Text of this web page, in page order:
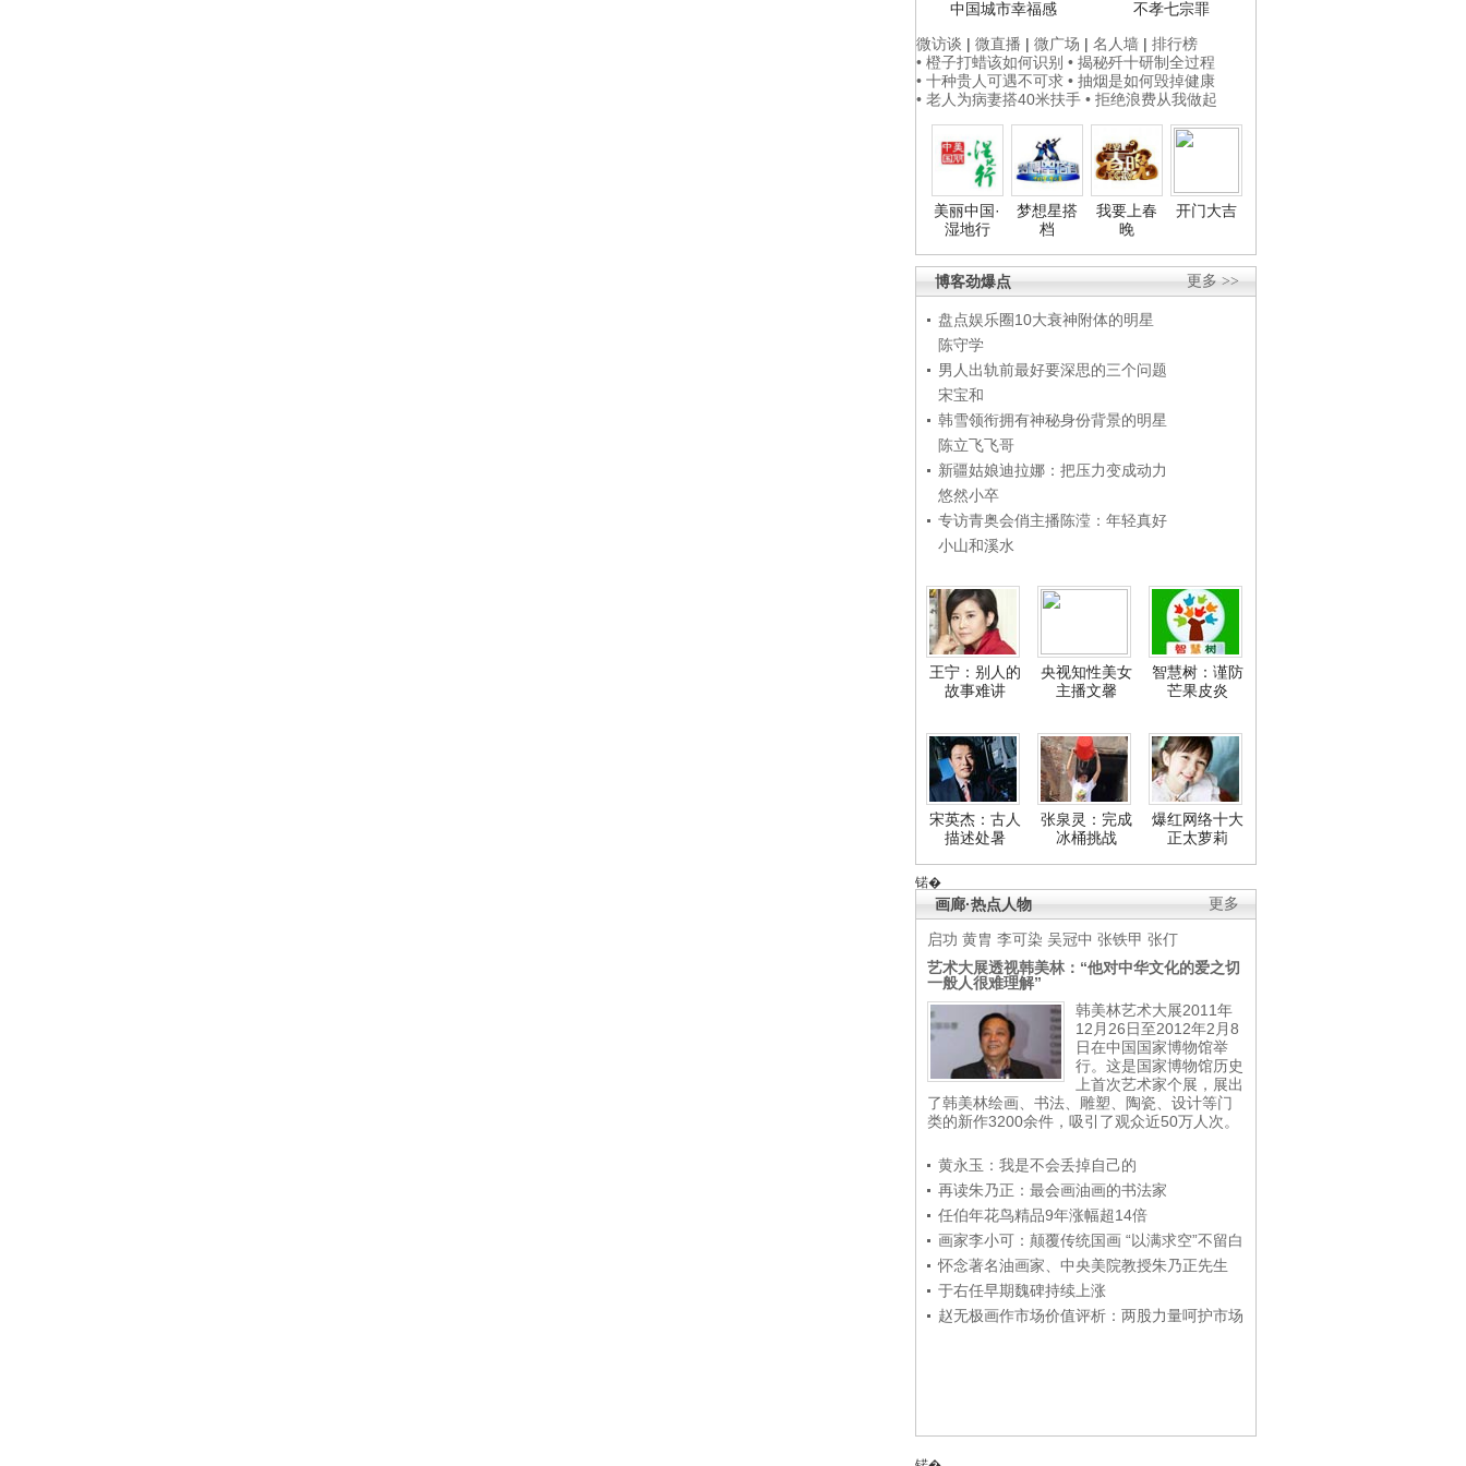
中国城市幸福感
不孝七宗罪
微访谈 | 微直播 | 微广场 | 名人墙 | 排行榜
• 橙子打蜡该如何识别 • 揭秘歼十研制全过程
• 十种贵人可遇不可求 • 抽烟是如何毁掉健康
• 老人为病妻搭40米扶手 • 拒绝浪费从我做起
美丽中国·
湿地行
梦想星搭
档
我要上春
晚
开门大吉
更多 >>
博客劲爆点
盘点娱乐圈10大衰神附体的明星
陈守学
男人出轨前最好要深思的三个问题
宋宝和
韩雪领衔拥有神秘身份背景的明星
陈立飞飞哥
新疆姑娘迪拉娜：把压力变成动力
悠然小卒
专访青奥会俏主播陈滢：年轻真好
小山和溪水
王宁：别人的
故事难讲
央视知性美女
主播文馨
智慧树：谨防
芒果皮炎
宋英杰：古人
描述处暑
张泉灵：完成
冰桶挑战
爆红网络十大
正太萝莉
锘�
更多
画廊·热点人物
启功 黄胄 李可染 吴冠中 张铁甲 张仃
艺术大展透视韩美林：“他对中华文化的爱之切
一般人很难理解”
韩美林艺术大展2011年
12月26日至2012年2月8
日在中国国家博物馆举
行。这是国家博物馆历史
上首次艺术家个展，展出
了韩美林绘画、书法、雕塑、陶瓷、设计等门
类的新作3200余件，吸引了观众近50万人次。
黄永玉：我是不会丢掉自己的
再读朱乃正：最会画油画的书法家
任伯年花鸟精品9年涨幅超14倍
画家李小可：颠覆传统国画 “以满求空”不留白
怀念著名油画家、中央美院教授朱乃正先生
于右任早期魏碑持续上涨
赵无极画作市场价值评析：两股力量呵护市场